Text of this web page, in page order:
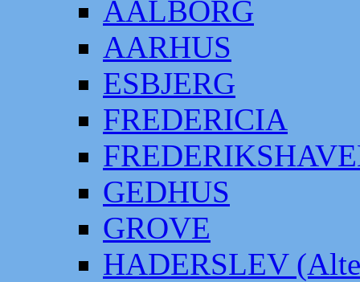
AALBORG
AARHUS
ESBJERG
FREDERICIA
GEDHUS
GROVE
HADERSLEV